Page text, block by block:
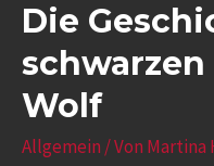
Die
Wolf
Allgemein / Von Martina